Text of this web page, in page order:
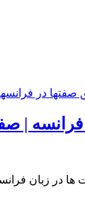
صفتها در فرانسه
|
ها در زبان